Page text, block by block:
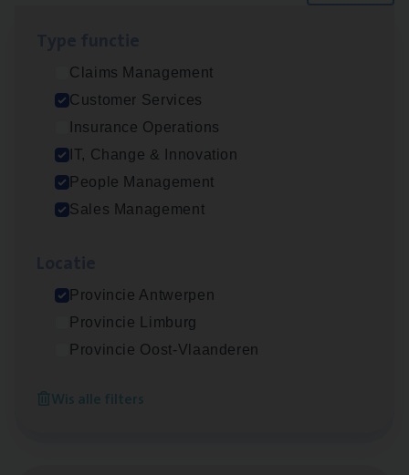
Claims Management
Customer Services
Insurance Operations
IT, Change & Innovation
People Management
Sales Management
Provincie Antwerpen
Provincie Limburg
Provincie Oost-Vlaanderen
Wis alle filters
(Agi­le)ITPro­ject Manager
IT, Change & Innovation
Antwerpen
Busi­ness Mana­ger Mari­ne Cargo
Cor­po­ra­te Insu­ran­ce Bro­ker Property
Antwerpen